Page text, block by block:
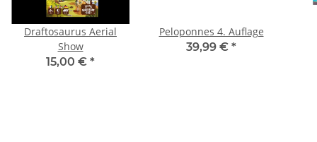
Draftosaurus Aerial
Show
15,00 € *
Peloponnes 4. Auflage
39,99 € *